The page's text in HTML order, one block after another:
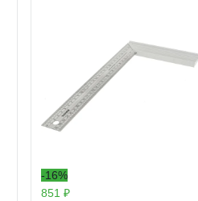
-16%
851 ₽